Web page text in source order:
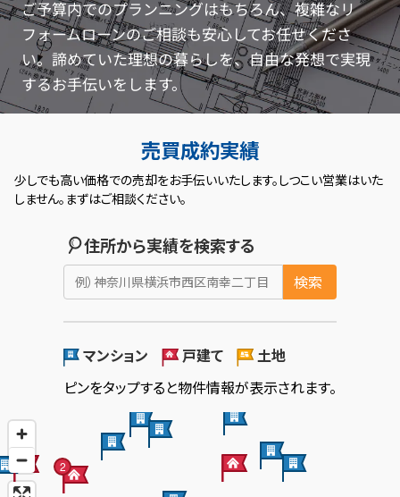
ご予算内でのプランニングはもちろん、複雑なリ
フォームローンのご相談も安心してお任せくださ
い。諦めていた理想の暮らしを、自由な発想で実現
するお手伝いをします。